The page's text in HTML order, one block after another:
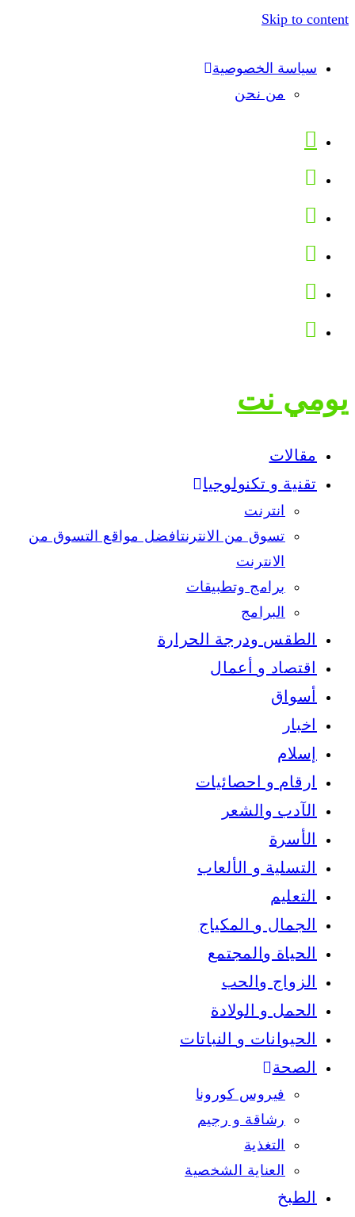
Skip to content
سياسة الخصوصية
من نحن
يومي نت
مقالات
تقنية و تكنولوجيا
انترنت
تسوق من الانترنتافضل مواقع التسوق من
الانترنت
برامج وتطبيقات
البرامج
الطقس ودرجة الحرارة
اقتصاد و أعمال
أسواق
اخبار
إسلام
ارقام و احصائيات
الآدب والشعر
الأسرة
التسلية و الألعاب
التعليم
الجمال و المكياج
الحياة والمجتمع
الزواج والحب
الحمل و الولادة
الحيوانات و النباتات
الصحة
فيروس كورونا
رشاقة و رجيم
التغذية
العناية الشخصية
الطبخ